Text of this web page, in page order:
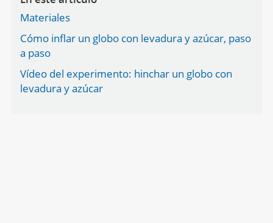
Materiales
Cómo inflar un globo con levadura y azúcar, paso
a paso
Vídeo del experimento: hinchar un globo con
levadura y azúcar